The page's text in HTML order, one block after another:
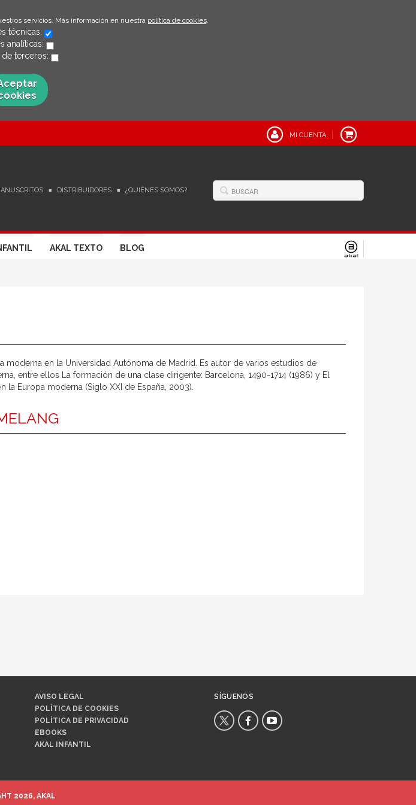
servicios. Más información en nuestra política de cookies.
técnicas:
analíticas:
terceros:
MI CUENTA
DISTRIBUIDORES ¿QUIÉNES SOMOS?
AKAL TEXTO BLOG
moderna en la Universidad Autónoma de Madrid. Es autor de varios estudios de
entre ellos La formación de una clase dirigente: Barcelona, 1490-1714 (1986) y El
Europa moderna (Siglo XXI de España, 2003).
AVISO LEGAL
POLÍTICA DE COOKIES
POLÍTICA DE PRIVACIDAD
EBOOKS
AKAL INFANTIL
SÍGUENOS
2026, AKAL